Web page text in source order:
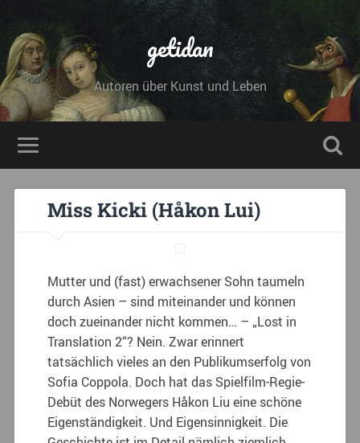
getidan
Autoren über Kunst und Leben
Miss Kicki (Håkon Lui)
Mutter und (fast) erwachsener Sohn taumeln
durch Asien – sind miteinander und können
doch zueinander nicht kommen… – „Lost in
Translation 2“? Nein. Zwar erinnert
tatsächlich vieles an den Publikumserfolg von
Sofia Coppola. Doch hat das Spielfilm-Regie-
Debüt des Norwegers Håkon Liu eine schöne
Eigenständigkeit. Und Eigensinnigkeit. Die